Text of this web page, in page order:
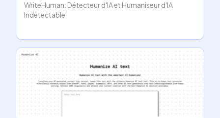
WriteHuman: Détecteur d'IA et Humaniseur d'IA
Indétectable